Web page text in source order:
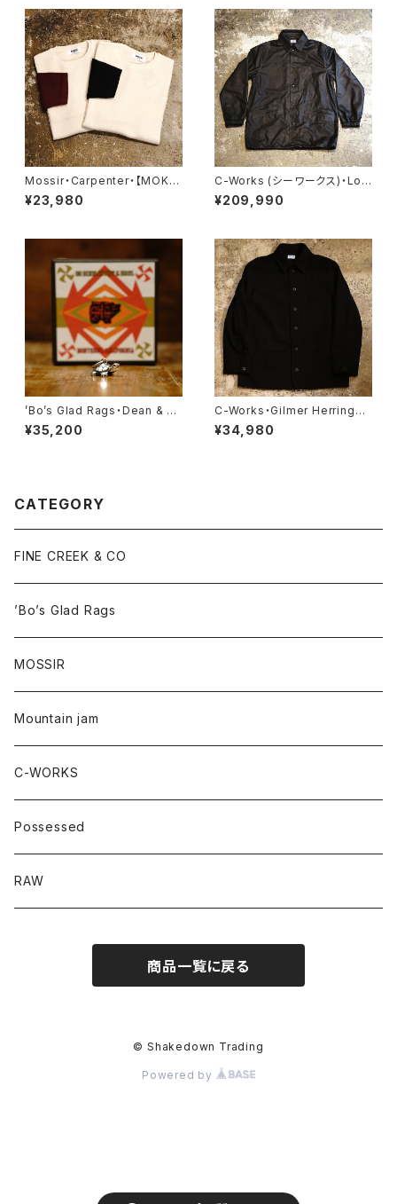
Mossir・Carpenter・【MOKN
004】
¥23,980
C-Works (シーワークス)・Lo
mbardi【CWJK008】
¥209,990
’Bo’s Glad Rags・Dean & C
ody’s Traveler’s Charm Pu
eblo Crafts Figured Sterlin
¥35,200
C-Works・Gilmer Herringbo
ne【CWJK014】
¥34,980
CATEGORY
FINE CREEK & CO
’Bo’s Glad Rags
MOSSIR
Mountain jam
C-WORKS
Possessed
RAW
商品一覧に戻る
© Shakedown Trading
Powered by